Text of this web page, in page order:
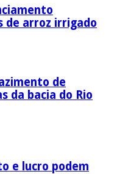
de arroz irrigado
de
da bacia do Rio
e lucro podem